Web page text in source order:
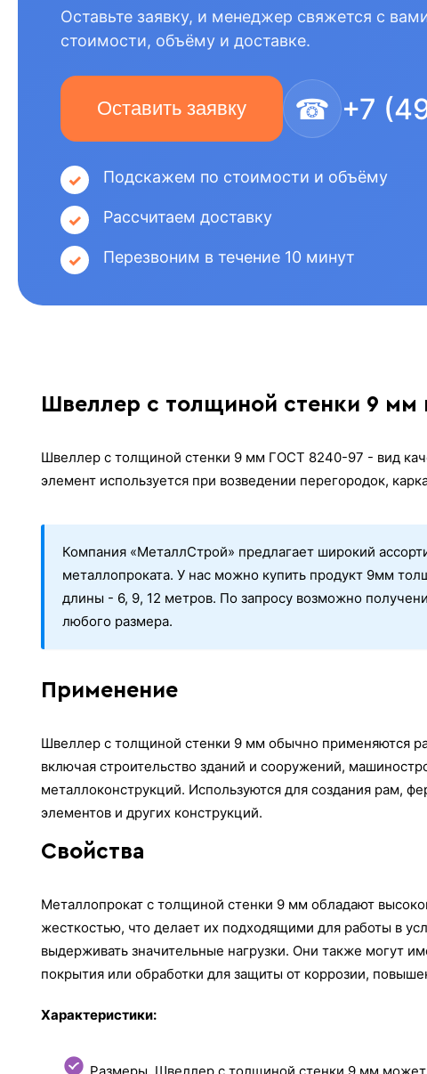
Оставьте заявку, и менеджер свяжется с
стоимости, объёму и доставке.
Оставить заявку ☎ +7
Подскажем по стоимости и объёму
Рассчитаем доставку
Перезвоним в течение 10 минут
Швеллер с толщиной стенки 9 мм
Швеллер с толщиной стенки 9 мм ГОСТ 8240-97 - вид
элемент используется при возведении перегородок,
Компания «МеталлСтрой» предлагает широкий
металлопроката. У нас можно купить продукт 9мм
длины - 6, 9, 12 метров. По запросу возможно
любого размера.
Применение
Швеллер с толщиной стенки 9 мм обычно применяются
включая строительство зданий и сооружений,
металлоконструкций. Используются для создания рам,
элементов и других конструкций.
Свойства
Металлопрокат с толщиной стенки 9 мм обладают
жесткостью, что делает их подходящими для работы в
выдерживать значительные нагрузки. Они также могут
покрытия или обработки для защиты от коррозии,
Характеристики: